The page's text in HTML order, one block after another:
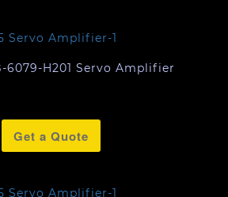
6079-H201 Servo Amplifier
Get a Quote